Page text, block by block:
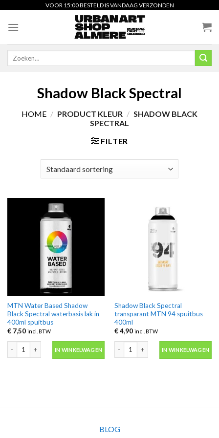
content
VOOR 15:00 BESTELD IS VANDAAG VERZONDEN
Shadow Black Spectral
HOME / PRODUCT KLEUR / SHADOW BLACK
SPECTRAL
FILTER
MTN Water Based Shadow
Black Spectral waterbasis lak in
400ml spuitbus
€7,50 incl. BTW
MTN Water Based Shadow Black Spectral waterbasis lak in 400ml spuitbus
IN WINKELWAGEN
Shadow Black Spectral
transparant MTN 94 spuitbus
400ml
€4,90 incl. BTW
Shadow Black Spectral transparant
IN WINKELWAGEN
BLOG